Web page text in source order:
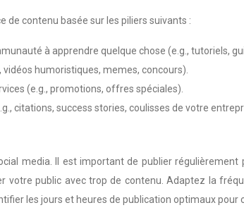
de contenu basée sur les piliers suivants :
à apprendre quelque chose (e.g., tutoriels,
humoristiques, memes, concours).
(e.g., promotions, offres spéciales).
citations, success stories, coulisses de votre
media. Il est important de publier
votre public avec trop de contenu. Adaptez la
les jours et heures de publication optimaux